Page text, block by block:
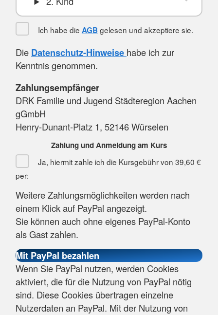
Ich habe die AGB gelesen und akzeptiere sie.
Die Datenschutz-Hinweise habe ich zur
Kenntnis genommen.
Zahlungsempfänger
DRK Familie und Jugend Städteregion Aachen
gGmbH
Henry-Dunant-Platz 1, 52146 Würselen
Zahlung und Anmeldung am Kurs
Ja, hiermit zahle ich die Kursgebühr von 39,60 €
per:
Weitere Zahlungsmöglichkeiten werden nach
einem Klick auf PayPal angezeigt.
Sie können auch ohne eigenes PayPal-Konto
als Gast zahlen.
Wenn Sie PayPal nutzen, werden Cookies
aktiviert, die für die Nutzung von PayPal nötig
sind. Diese Cookies übertragen einzelne
Nutzerdaten an PayPal. Mit der Nutzung von